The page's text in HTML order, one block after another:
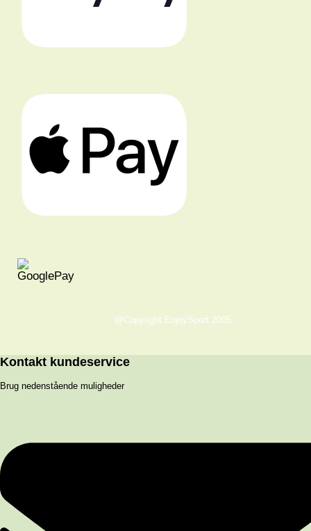
@Copyright EnjoySport 2005
Kontakt kundeservice
Brug nedenstående muligheder